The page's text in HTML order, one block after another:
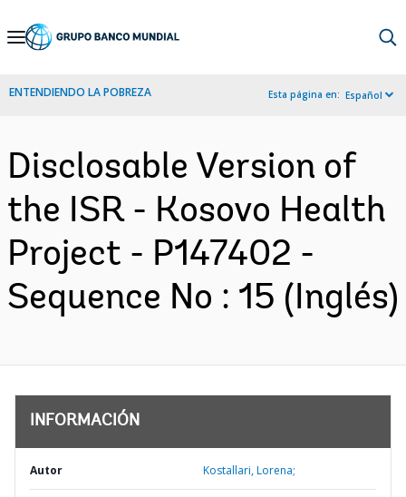
Skip
Navigation
ENTENDIENDO LA POBREZA Esta página en: Español
Disclosable Version of
the ISR - Kosovo Health
Project - P147402 -
Sequence No : 15 (Inglés)
INFORMACIÓN
Autor Kostallari, Lorena;